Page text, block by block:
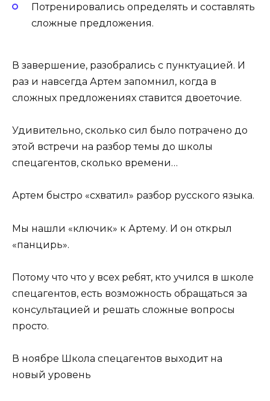
Потренировались определять и составлять
сложные предложения.
В завершение, разобрались с пунктуацией. И
раз и навсегда Артем запомнил, когда в
сложных предложениях ставится двоеточие.
Удивительно, сколько сил было потрачено до
этой встречи на разбор темы до школы
спецагентов, сколько времени…
Артем быстро «схватил» разбор русского языка.
Мы нашли «ключик» к Артему. И он открыл
«панцирь».
Потому что что у всех ребят, кто учился в школе
спецагентов, есть возможность обращаться за
консультацией и решать сложные вопросы
просто.
В ноябре Школа спецагентов выходит на
новый уровень